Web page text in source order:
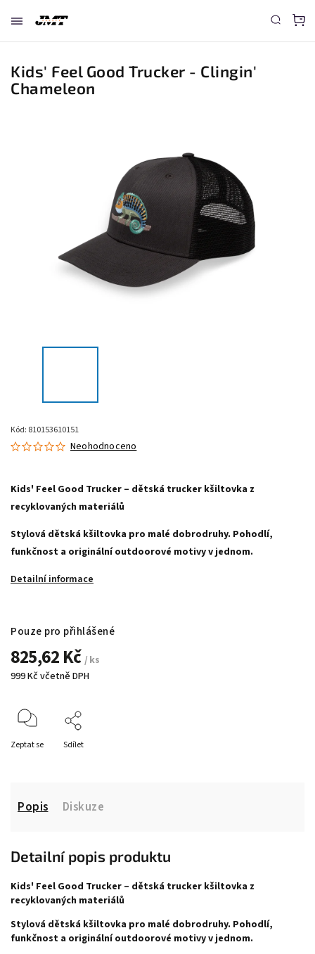
Kids' Feel Good Trucker - Clingin'
Chameleon
Kód: 810153610151
Neohodnoceno
Kids' Feel Good Trucker – dětská trucker kšiltovka z
recyklovaných materiálů
Stylová dětská kšiltovka pro malé dobrodruhy. Pohodlí,
funkčnost a originální outdoorové motivy v jednom.
Detailní informace
825,62 Kč / ks
999 Kč včetně DPH
Pouze pro přihlášené
Zeptat se Sdílet
Popis Diskuze
Detailní popis produktu
Kids' Feel Good Trucker – dětská trucker kšiltovka z
recyklovaných materiálů
Stylová dětská kšiltovka pro malé dobrodruhy. Pohodlí,
funkčnost a originální outdoorové motivy v jednom.